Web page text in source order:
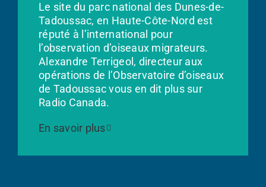
Le site du parc national des Dunes-de-
Tadoussac, en Haute-Côte-Nord est
réputé à l’international pour
l’observation d’oiseaux migrateurs.
Alexandre Terrigeol, directeur aux
opérations de l’Observatoire d’oiseaux
de Tadoussac vous en dit plus sur
Radio Canada.
En savoir plus